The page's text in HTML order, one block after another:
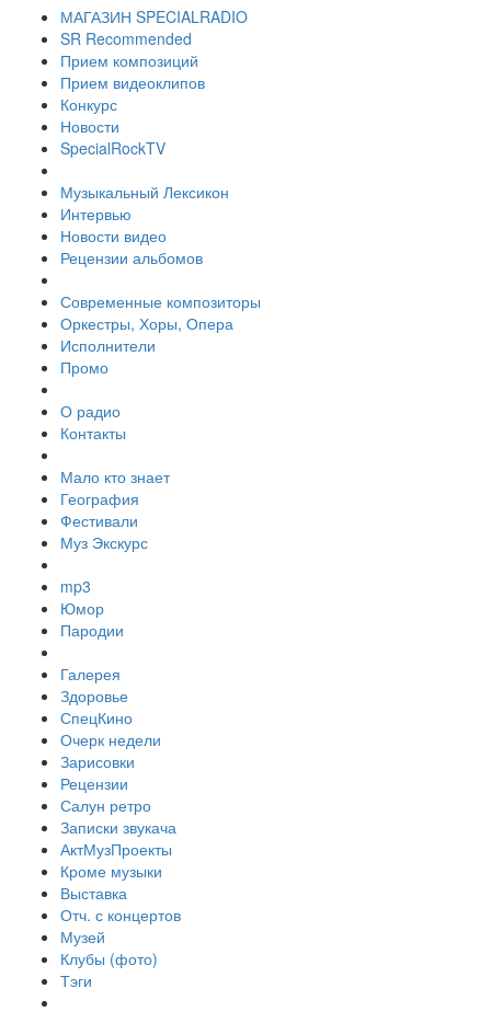
МАГАЗИН SPECIALRADIO
SR Recommended
Прием композиций
Прием видеоклипов
Конкурс
Новости
SpecialRockTV
Музыкальный Лексикон
Интервью
Новости видео
Рецензии альбомов
Современные композиторы
Оркестры, Хоры, Опера
Исполнители
Промо
О радио
Контакты
Мало кто знает
География
Фестивали
Муз Экскурс
mp3
Юмор
Пародии
Галерея
Здоровье
СпецКино
Очерк недели
Зарисовки
Рецензии
Салун ретро
Записки звукача
АктМузПроекты
Кроме музыки
Выставка
Отч. с концертов
Музей
Клубы (фото)
Тэги